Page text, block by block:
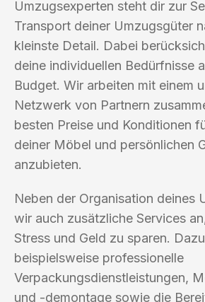
Umzugsexperten steht dir zur
Transport deiner Umzugsgüter
kleinste Detail. Dabei
deine individuellen Bedürfnisse
Budget. Wir arbeiten mit einem
Netzwerk von Partnern
besten Preise und Konditionen
deiner Möbel und persönlichen
anzubieten.
Neben der Organisation deines
wir auch zusätzliche Services
Stress und Geld zu sparen.
beispielsweise professionelle
Verpackungsdienstleistungen,
und -demontage sowie die